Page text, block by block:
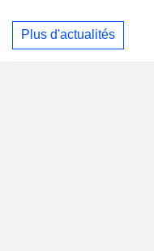
Plus d'actualités